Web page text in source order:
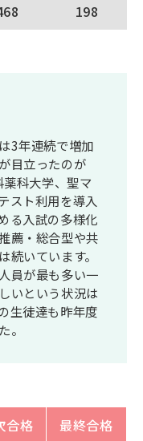
198
3年連続で増加
目立ったのが
科大学、聖マ
スト利用を導入
る入試の多様化
薦・総合型や共
いています。
員が最も多い一
いという状況は
生徒達も昨年度
。
合格
最終合格